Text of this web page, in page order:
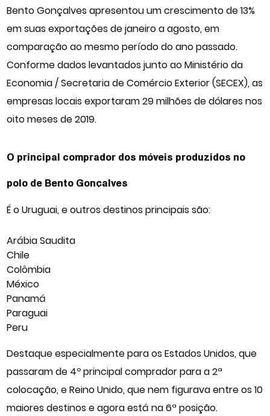
Bento Gonçalves apresentou um crescimento de 13%
em suas exportações de janeiro a agosto, em
comparação ao mesmo período do ano passado.
Conforme dados levantados junto ao Ministério da
Economia / Secretaria de Comércio Exterior (SECEX), as
empresas locais exportaram 29 milhões de dólares nos
oito meses de 2019.
O principal comprador dos móveis produzidos no
polo de Bento Gonçalves
É o Uruguai, e outros destinos principais são:
Arábia Saudita
Chile
Colômbia
México
Panamá
Paraguai
Peru
Destaque especialmente para os Estados Unidos, que
passaram de 4º principal comprador para a 2ª
colocação, e Reino Unido, que nem figurava entre os 10
maiores destinos e agora está na 6ª posição.